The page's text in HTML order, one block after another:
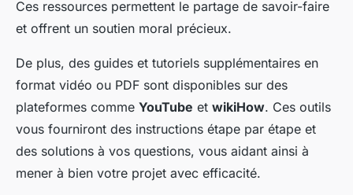
Ces ressources permettent le partage de savoir-faire
et offrent un soutien moral précieux.
De plus, des guides et tutoriels supplémentaires en
format vidéo ou PDF sont disponibles sur des
plateformes comme YouTube et wikiHow. Ces outils
vous fourniront des instructions étape par étape et
des solutions à vos questions, vous aidant ainsi à
mener à bien votre projet avec efficacité.